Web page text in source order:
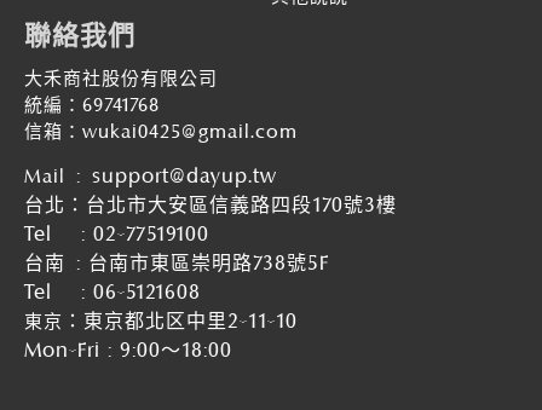
聯絡我們
大禾商社股份有限公司
統編：69741768
信箱：wukai0425@gmail.com
Mail : support@dayup.tw
台北：台北市大安區信義路四段170號3樓
Tel : 02-77519100
台南 : 台南市東區崇明路738號5F
Tel : 06-5121608
東京 ：東京都北区中里2-11-10
Mon-Fri : 9:00～18:00